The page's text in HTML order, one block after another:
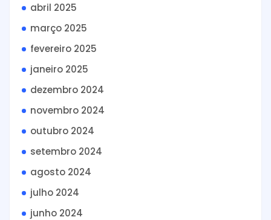
abril 2025
março 2025
fevereiro 2025
janeiro 2025
dezembro 2024
novembro 2024
outubro 2024
setembro 2024
agosto 2024
julho 2024
junho 2024